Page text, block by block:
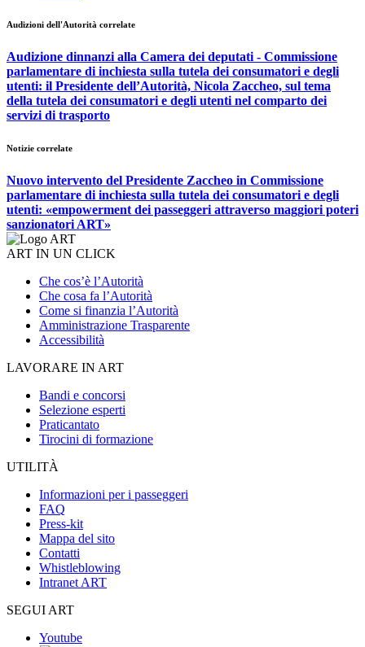
Audizioni dell'Autorità correlate
Audizione dinnanzi alla Camera dei deputati - Commissione
parlamentare di inchiesta sulla tutela dei consumatori e degli
utenti: il Presidente dell’Autorità, Nicola Zaccheo, sul tema
della tutela dei consumatori e degli utenti nel comparto dei
servizi di trasporto
Notizie correlate
Nuovo intervento del Presidente Zaccheo in Commissione
parlamentare di inchiesta sulla tutela dei consumatori e degli
utenti: «empowerment dei passeggeri attraverso maggiori poteri
sanzionatori ART»
ART IN UN CLICK
Che cos’è l’Autorità
Che cosa fa l’Autorità
Come si finanzia l’Autorità
Amministrazione Trasparente
Accessibilità
LAVORARE IN ART
Bandi e concorsi
Selezione esperti
Praticantato
Tirocini di formazione
UTILITÀ
Informazioni per i passeggeri
FAQ
Press-kit
Mappa del sito
Contatti
Whistleblowing
Intranet ART
SEGUI ART
Youtube